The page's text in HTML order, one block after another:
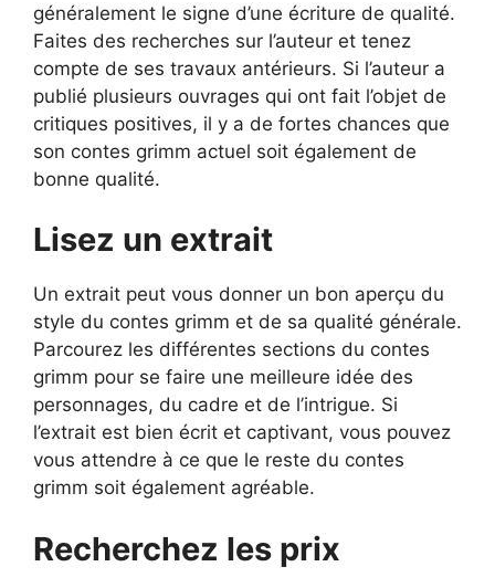
généralement le signe d’une écriture de qualité.
Faites des recherches sur l’auteur et tenez
compte de ses travaux antérieurs. Si l’auteur a
publié plusieurs ouvrages qui ont fait l’objet de
critiques positives, il y a de fortes chances que
son contes grimm actuel soit également de
bonne qualité.
Lisez un extrait
Un extrait peut vous donner un bon aperçu du
style du contes grimm et de sa qualité générale.
Parcourez les différentes sections du contes
grimm pour se faire une meilleure idée des
personnages, du cadre et de l’intrigue. Si
l’extrait est bien écrit et captivant, vous pouvez
vous attendre à ce que le reste du contes
grimm soit également agréable.
Recherchez les prix